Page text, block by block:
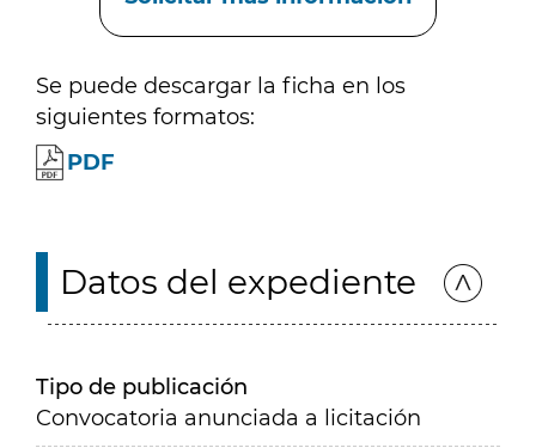
Se puede descargar la ficha en los
siguientes formatos:
PDF
Datos del expediente
Tipo de publicación
Convocatoria anunciada a licitación